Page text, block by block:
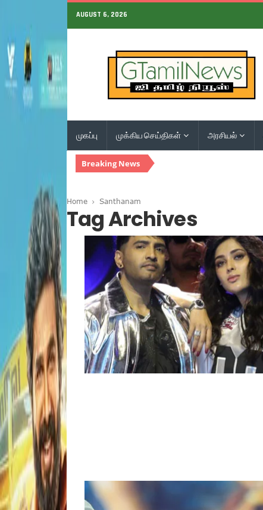
AUGUST 6, 2026
முகப்பு முக்கிய செய்திகள் அரசியல்
Breaking News
Home Santhanam
Tag Archives